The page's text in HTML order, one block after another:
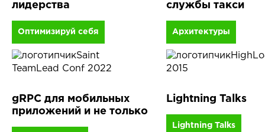
лидерства
Оптимизируй себя
Saint
TeamLead Conf 2022
службы такси
Архитектуры
2015
gRPC для мобильных
приложений и не только
Lightning Talks
Lightning Talks